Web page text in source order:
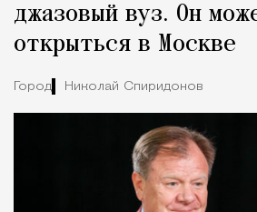
джазовый вуз. Он
открыться в Москве
Город Николай Спиридонов